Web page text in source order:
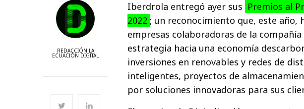
REDACCIÓN LA
ECUACIÓN DIGITAL
Iberdrola entregó ayer sus Premios al
2022 ; un reconocimiento que, este año,
empresas colaboradoras de la
estrategia hacia una economía
inversiones en renovables y redes de
inteligentes, proyectos de
por soluciones innovadoras para sus